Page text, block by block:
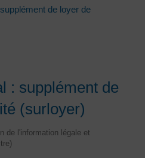
de loyer de
: supplément de
(surloyer)
de l'information légale et